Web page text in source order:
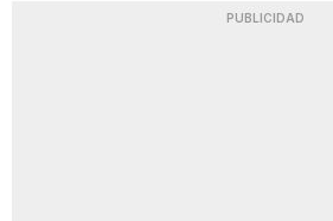
PUBLICIDAD